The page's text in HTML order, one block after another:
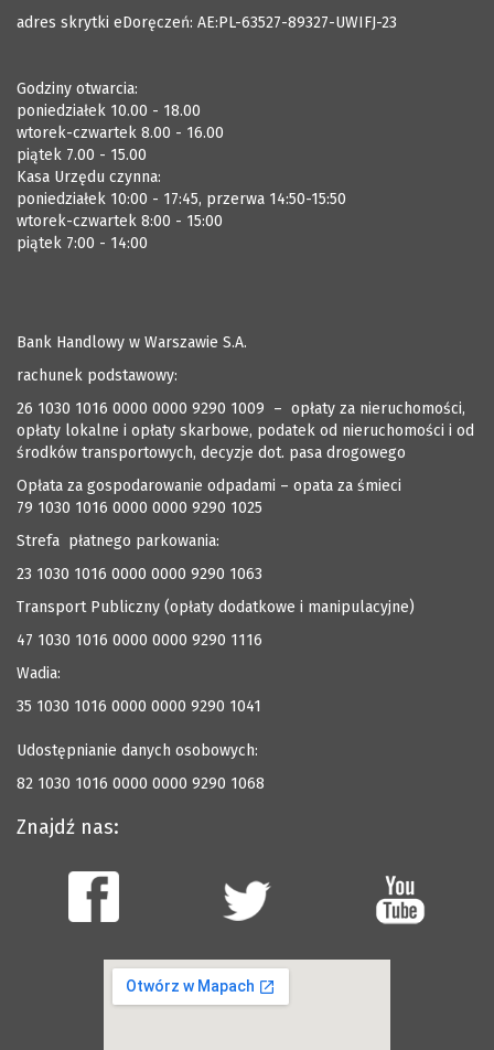
adres skrytki eDoręczeń: AE:PL-63527-89327-UWIFJ-23
Godziny otwarcia:
poniedziałek 10.00 - 18.00
wtorek-czwartek 8.00 - 16.00
piątek 7.00 - 15.00
Kasa Urzędu czynna:
poniedziałek 10:00 - 17:45, przerwa 14:50-15:50
wtorek-czwartek 8:00 - 15:00
piątek 7:00 - 14:00
Bank Handlowy w Warszawie S.A.
rachunek podstawowy:
26 1030 1016 0000 0000 9290 1009 – opłaty za nieruchomości,
opłaty lokalne i opłaty skarbowe, podatek od nieruchomości i od
środków transportowych, decyzje dot. pasa drogowego
Opłata za gospodarowanie odpadami – opata za śmieci
79 1030 1016 0000 0000 9290 1025
Strefa płatnego parkowania:
23 1030 1016 0000 0000 9290 1063
Transport Publiczny (opłaty dodatkowe i manipulacyjne)
47 1030 1016 0000 0000 9290 1116
Wadia:
35 1030 1016 0000 0000 9290 1041
Udostępnianie danych osobowych:
82 1030 1016 0000 0000 9290 1068
Znajdź nas: